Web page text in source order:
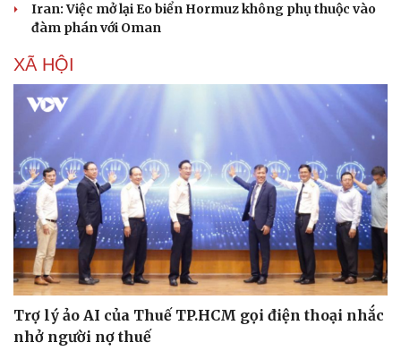
Iran: Việc mở lại Eo biển Hormuz không phụ thuộc vào
đàm phán với Oman
XÃ HỘI
Trợ lý ảo AI của Thuế TP.HCM gọi điện thoại nhắc
nhở người nợ thuế